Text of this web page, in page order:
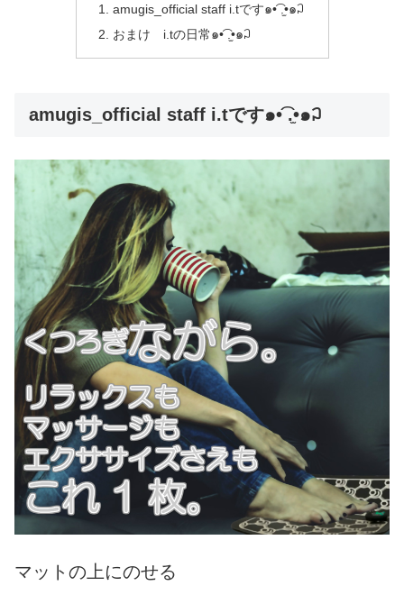
amugis_official staff i.tです๑•͡ .̫•๑꒜
おまけ i.tの日常๑•͡ .̫•๑꒜
amugis_official staff i.tです๑•͡ .̫•๑꒜
マットの上にのせる